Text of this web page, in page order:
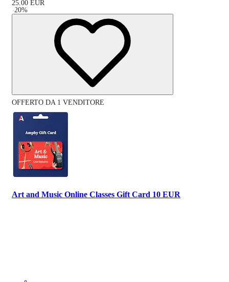
25.00 EUR
-20%
OFFERTO DA 1 VENDITORE
Art and Music Online Classes Gift Card 10 EUR